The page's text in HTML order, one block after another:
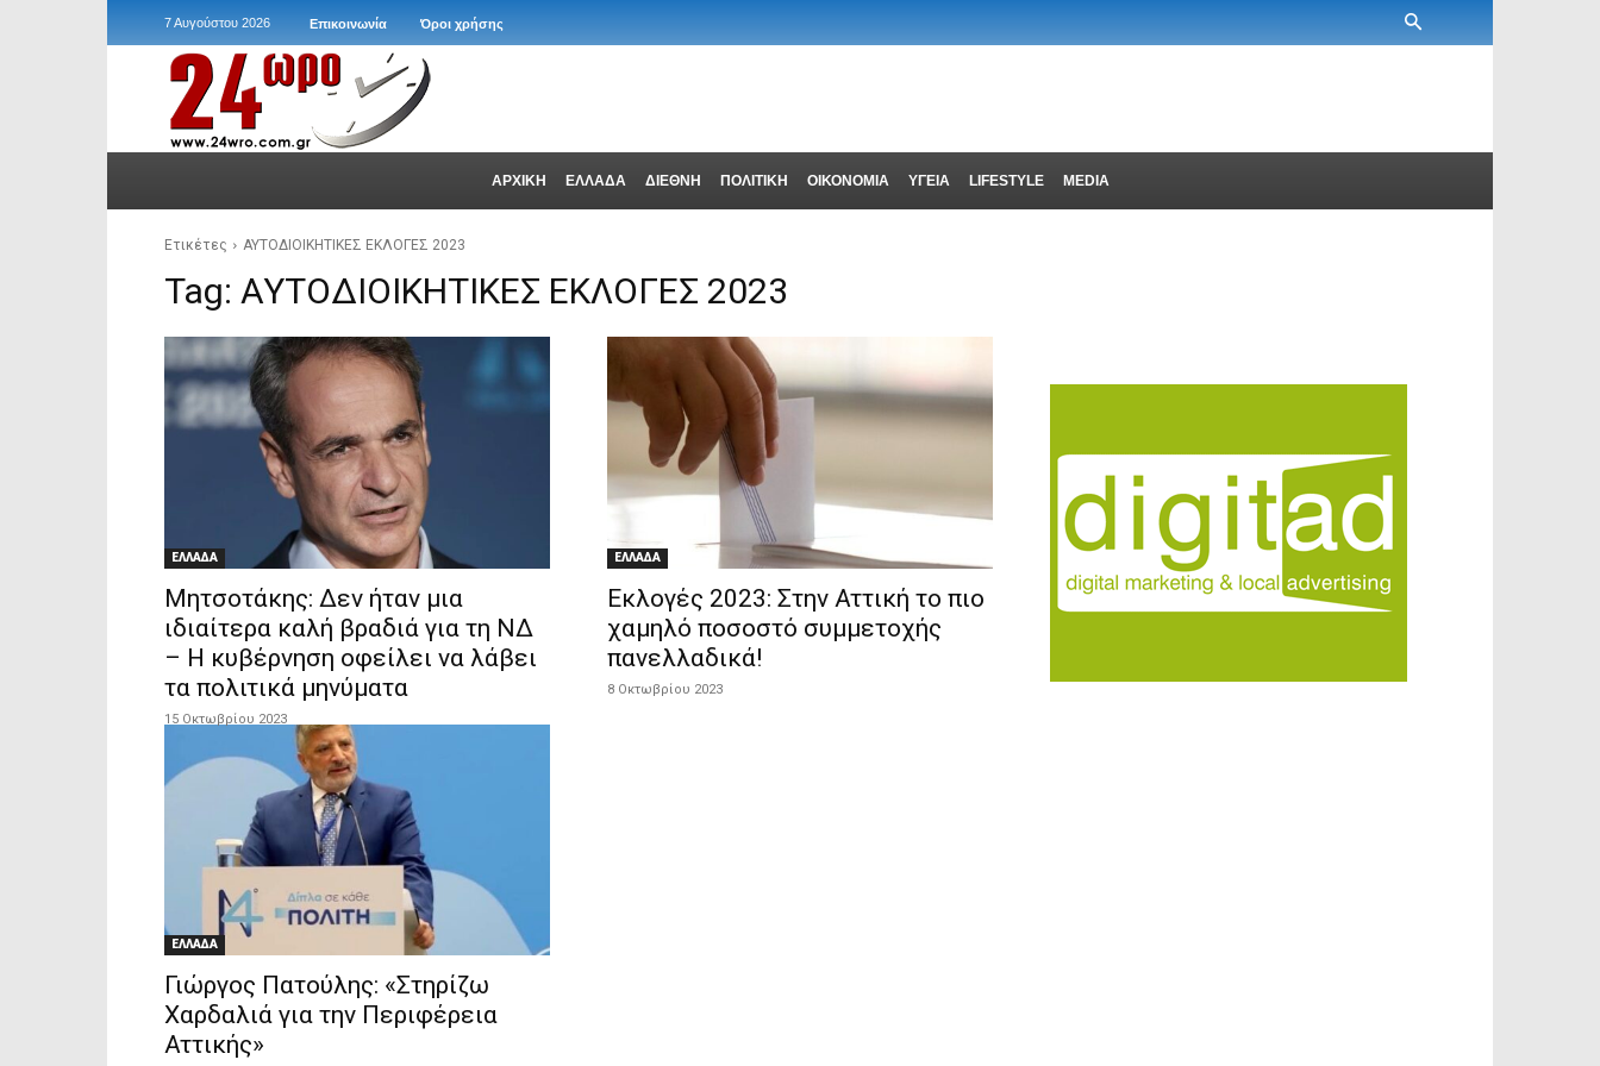
7 Αυγούστου 2026 Επικοινωνία Όροι χρήσης
ΑΡΧΙΚΗ ΕΛΛΑΔΑ ΔΙΕΘΝΗ ΠΟΛΙΤΙΚΗ ΟΙΚΟΝΟΜΙΑ ΥΓΕΙΑ LIFESTYLE MEDIA
Ετικέτες ΑΥΤΟΔΙΟΙΚΗΤΙΚΕΣ ΕΚΛΟΓΕΣ 2023
Tag: ΑΥΤΟΔΙΟΙΚΗΤΙΚΕΣ ΕΚΛΟΓΕΣ 2023
ΕΛΛΑΔΑ
Μητσοτάκης: Δεν ήταν μια
ιδιαίτερα καλή βραδιά για τη ΝΔ
– Η κυβέρνηση οφείλει να λάβει
τα πολιτικά μηνύματα
15 Οκτωβρίου 2023
ΕΛΛΑΔΑ
Εκλογές 2023: Στην Αττική το πιο
χαμηλό ποσοστό συμμετοχής
πανελλαδικά!
8 Οκτωβρίου 2023
ΕΛΛΑΔΑ
Γιώργος Πατούλης: «Στηρίζω
Χαρδαλιά για την Περιφέρεια
Αττικής»